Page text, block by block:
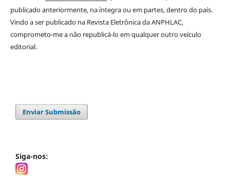
publicado anteriormente, na íntegra ou em partes, dentrodo país.
Vindo a ser publicado na Revista Eletrônica da ANPHLAC,
comprometo-me a não republicá-lo em qualquer outro veículo
editorial.
Enviar Submissão
Siga-nos: